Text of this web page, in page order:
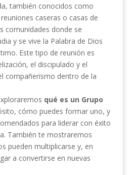
también conocidos como
caseras o casas de
comunidades donde se
y se vive la Palabra de Dios
Este tipo de reunión es
el discipulado y el
compañerismo dentro de la
qué es un Grupo
cómo puedes formar uno, y
para liderar con éxito
También te mostraremos
pueden multiplicarse y, en
a convertirse en nuevas